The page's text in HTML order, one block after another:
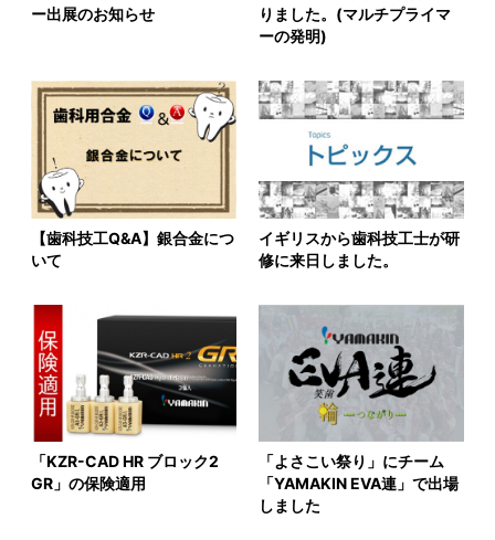
ー出展のお知らせ
りました。(マルチプライマ
ーの発明)
【歯科技工Q&A】銀合金につ
いて
イギリスから歯科技工士が研
修に来日しました。
「KZR-CAD HR ブロック2
GR」の保険適用
「よさこい祭り」にチーム
「YAMAKIN EVA連」で出場
しました